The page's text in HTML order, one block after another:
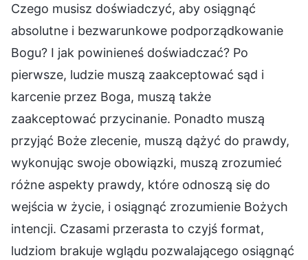
Czego musisz doświadczyć, aby osiągnąć
absolutne i bezwarunkowe podporządkowanie
Bogu? I jak powinieneś doświadczać? Po
pierwsze, ludzie muszą zaakceptować sąd i
karcenie przez Boga, muszą także
zaakceptować przycinanie. Ponadto muszą
przyjąć Boże zlecenie, muszą dążyć do prawdy,
wykonując swoje obowiązki, muszą zrozumieć
różne aspekty prawdy, które odnoszą się do
wejścia w życie, i osiągnąć zrozumienie Bożych
intencji. Czasami przerasta to czyjś format,
ludziom brakuje wglądu pozwalającego osiągnąć